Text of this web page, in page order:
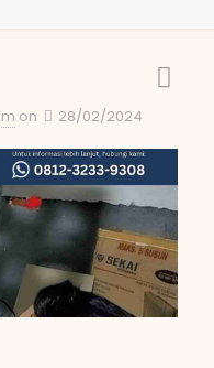
on 28/02/2024